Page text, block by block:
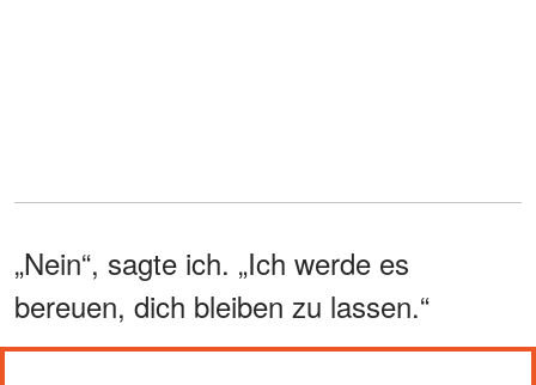
„Nein“, sagte ich. „Ich werde es
bereuen, dich bleiben zu lassen.“